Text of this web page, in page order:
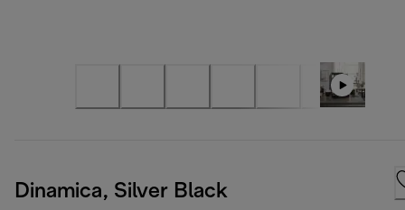
Dinamica, Silver Black